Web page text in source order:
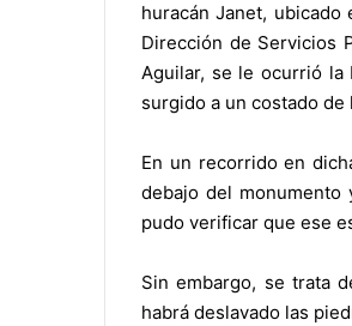
huracán Janet,
Dirección de Servicios
Aguilar, se le ocurrió la
surgido a un costado
En un recorrido en
debajo del monumento
pudo verificar que ese
Sin embargo, se trata
habrá deslavado las